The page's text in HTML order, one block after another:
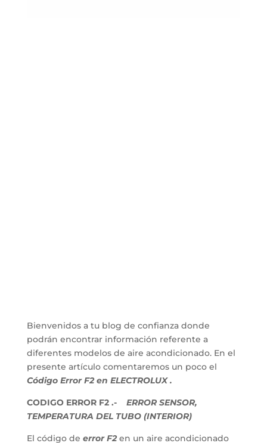
Bienvenidos a tu blog de confianza donde
podrán encontrar información referente a
diferentes modelos de aire acondicionado. En el
presente artículo comentaremos un poco el
Código Error F2 en ELECTROLUX .
CODIGO ERROR F2 .-
ERROR SENSOR,
TEMPERATURA DEL TUBO (INTERIOR)
El código de error F2 en un aire acondicionado